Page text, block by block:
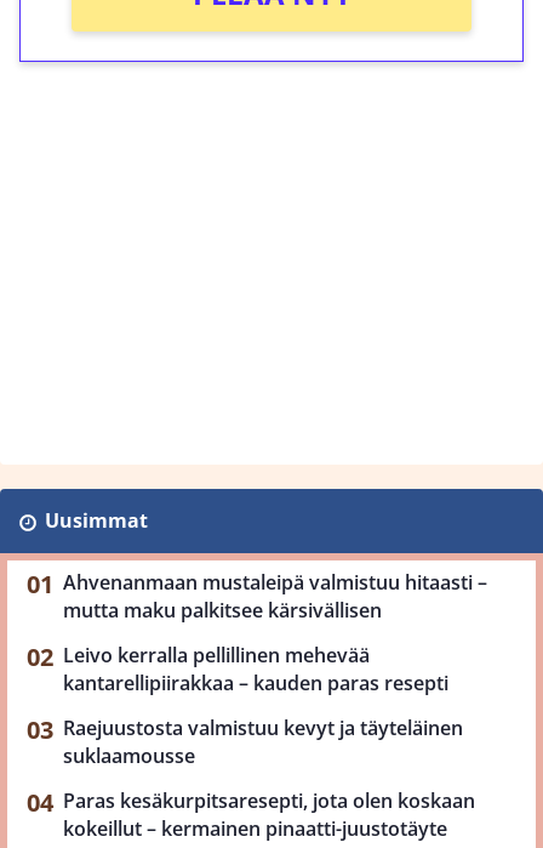
Uusimmat
Ahvenanmaan mustaleipä valmistuu hitaasti –
mutta maku palkitsee kärsivällisen
Leivo kerralla pellillinen mehevää
kantarellipiirakkaa – kauden paras resepti
Raejuustosta valmistuu kevyt ja täyteläinen
suklaamousse
Paras kesäkurpitsaresepti, jota olen koskaan
kokeillut – kermainen pinaatti-juustotäyte